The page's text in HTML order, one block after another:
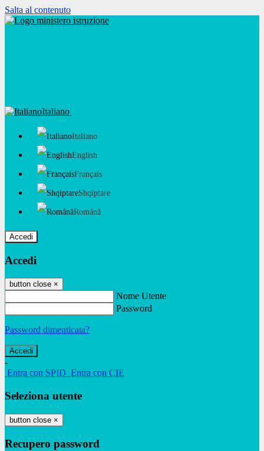
Salta al contenuto
Italiano
Italiano
English
Français
Shqiptare
Română
Accedi
Accedi
button close ×
Nome Utente
Password
Password dimenticata?
-
Entra con SPID Entra con CIE
Seleziona utente
button close ×
Recupero password